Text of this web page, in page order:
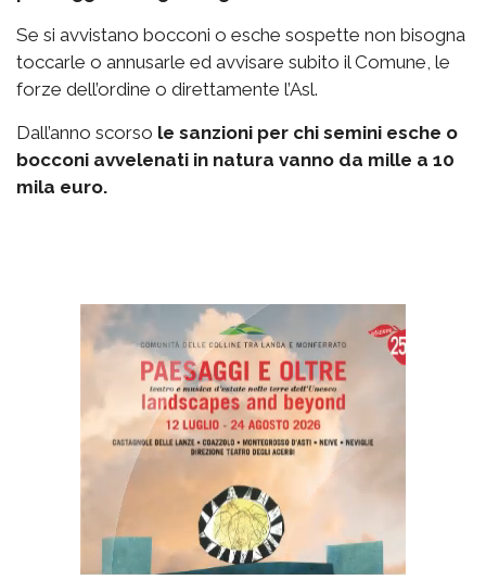
Se si avvistano bocconi o esche sospette non bisogna
toccarle o annusarle ed avvisare subito il Comune, le
forze dell’ordine o direttamente l’Asl.
Dall’anno scorso le sanzioni per chi semini esche o
bocconi avvelenati in natura vanno da mille a 10
mila euro.